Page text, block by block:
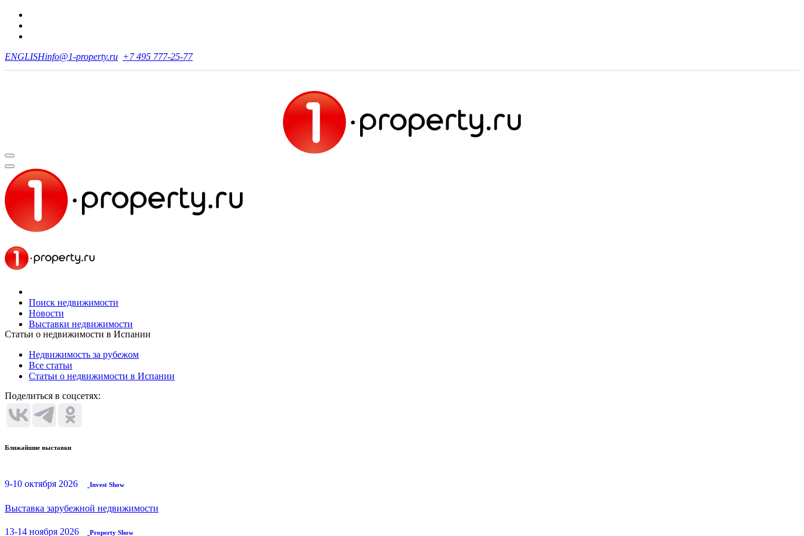
ENGLISHinfo@1-property.ru +7 495 777-25-77
Поиск недвижимости
Новости
Выставки недвижимости
Статьи о недвижимости в Испании
Недвижимость за рубежом
Все статьи
Статьи о недвижимости в Испании
Поделиться в соцсетях:
Ближайшие выставки
9-10 октября 2026 Invest Show
Выставка зарубежной недвижимости
13-14 ноября 2026 Property Show